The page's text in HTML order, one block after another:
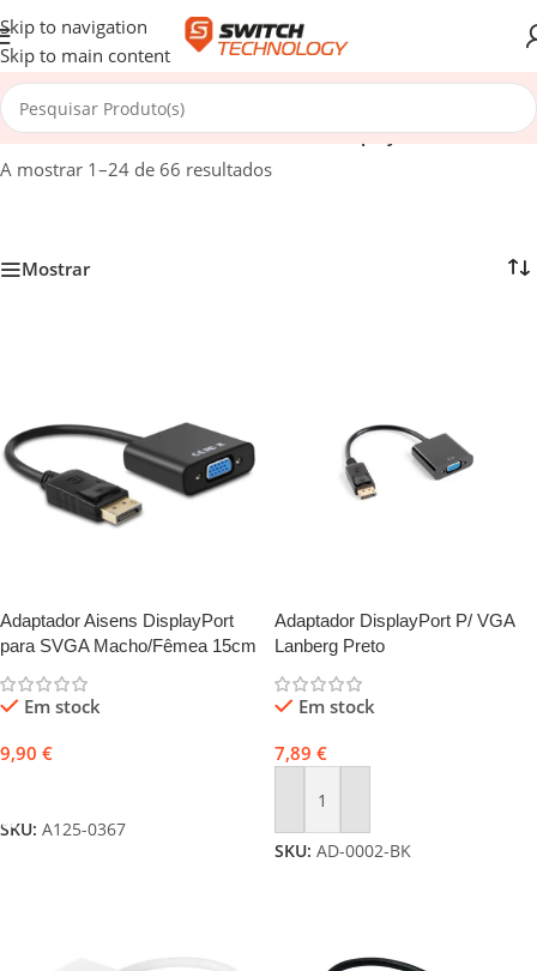
Skip to navigation
Skip to main content
Início/Cabos e Redes/Cabos Multimédia/Display Port
A mostrar 1–24 de 66 resultados
Mostrar
Adaptador Aisens DisplayPort
para SVGA Macho/Fêmea 15cm
Em stock
9,90 €
SKU: A125-0367
Adaptador DisplayPort P/ VGA
Lanberg Preto
Em stock
7,89 €
Adicionar
SKU: AD-0002-BK